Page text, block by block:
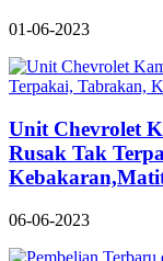
01-06-2023
Unit Chevrolet
Rusak Tak
06-06-2023